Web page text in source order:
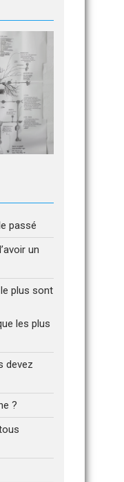
passé
un
plus sont
les plus
devez
?